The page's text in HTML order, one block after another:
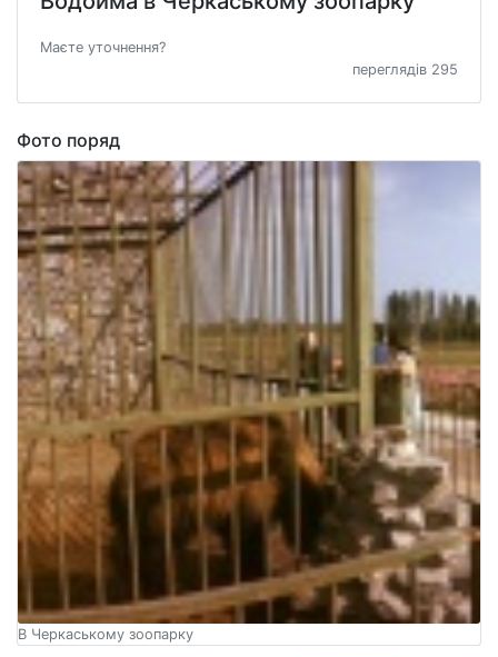
Маєте уточнення?
переглядів 295
Фото поряд
В Черкаському зоопарку
Share this widget